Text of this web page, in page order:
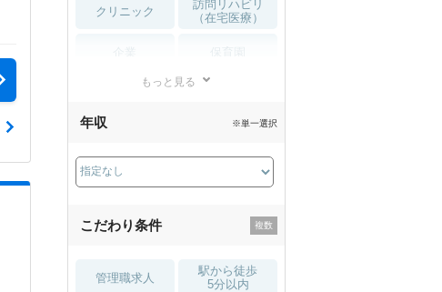
クリニック
訪問リハビリ
（在宅医療）
薬局・
もっと見る
年収 ※単一選択
こだわり条件
管理職求人
駅から徒歩
5分以内